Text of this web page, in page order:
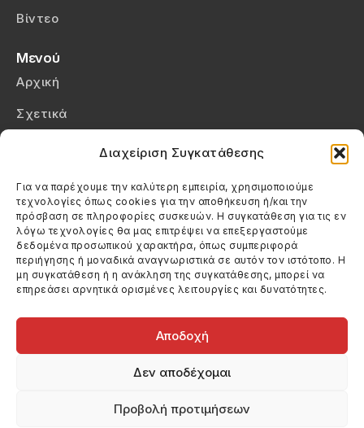
Διαχείριση Συγκατάθεσης
Για να παρέχουμε την καλύτερη εμπειρία, χρησιμοποιούμε
τεχνολογίες όπως cookies για την αποθήκευση ή/και την
πρόσβαση σε πληροφορίες συσκευών. Η συγκατάθεση για τις εν
λόγω τεχνολογίες θα μας επιτρέψει να επεξεργαστούμε
δεδομένα προσωπικού χαρακτήρα, όπως συμπεριφορά
περιήγησης ή μοναδικά αναγνωριστικά σε αυτόν τον ιστότοπο. Η
μη συγκατάθεση ή η ανάκληση της συγκατάθεσης, μπορεί να
επηρεάσει αρνητικά ορισμένες λειτουργίες και δυνατότητες.
Αποδοχή
Δεν αποδέχομαι
Προβολή προτιμήσεων
Βίντεο
Μενού
Αρχική
Σχετικά
Πολιτική Cookies (ΕΕ)
Στοιχεία Επικοινωνίας
Καλεσέ μας
(+30) 6974123481
Στείλε μας email
info@filmandtheater.gr
Copyright 2026 Filmandtheater / All rights reserved